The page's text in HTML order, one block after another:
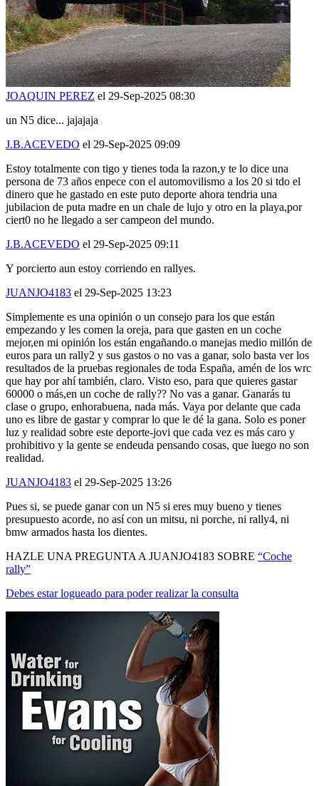
JOAQUIN PEREZ el 29-Sep-2025 08:30
un N5 dice... jajajaja
J.B.ACEVEDO el 29-Sep-2025 09:09
Estoy totalmente con tigo y tienes toda la razon,y te lo dice una
persona de 73 años enpece con el automovilismo a los 20 si tdo el
dinero que he gastado en este puto deporte ahora tendria una
jubilacion de puta madre en un chale de lujo y otro en la playa,por
ciert0 no he llegado a ser campeon del mundo.
J.B.ACEVEDO el 29-Sep-2025 09:11
Y porcierto aun estoy corriendo en rallyes.
JUANJO4183 el 29-Sep-2025 13:23
Simplemente es una opinión o un consejo para los que están
empezando y les comen la oreja, para que gasten en un coche
mejor,en mi opinión los están engañando.o manejas medio millón de
euros para un rally2 y sus gastos o no vas a ganar, solo basta ver los
resultados de la pruebas regionales de toda España, amén de los wrc
que hay por ahí también, claro. Visto eso, para que quieres gastar
60000 o más,en un coche de rally?? No vas a ganar. Ganarás tu
clase o grupo, enhorabuena, nada más. Vaya por delante que cada
uno es libre de gastar y comprar lo que le dé la gana. Solo es poner
luz y realidad sobre este deporte-jovi que cada vez es más caro y
prohibitivo y la gente se endeuda pensando cosas, que luego no son
realidad.
JUANJO4183
Pues si, se puede ganar con un N5 si eres muy bueno y tienes
presupuesto acorde, no así con un mitsu, ni porche, ni rally4, ni
bmw armados hasta los dientes.
HAZLE UNA PREGUNTA A JUANJO4183 SOBRE
rally”
Debes estar logueado para poder realizar la consulta